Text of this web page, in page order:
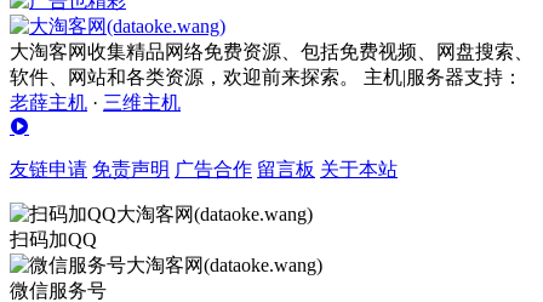
大淘客网收集精品网络免费资源、包括免费视频、网盘搜索、
软件、网站和各类资源，欢迎前来探索。 主机|服务器支持：
老薛主机 · 三维主机
友链申请 免责声明 广告合作 留言板 关于本站
扫码加QQ
微信服务号